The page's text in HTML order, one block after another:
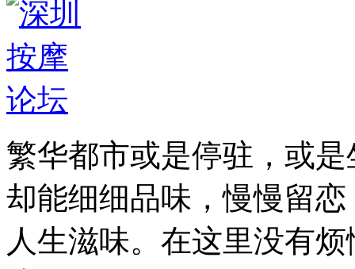
繁华都市或是停驻，或
却能细细品味，慢慢留
人生滋味。在这里没有